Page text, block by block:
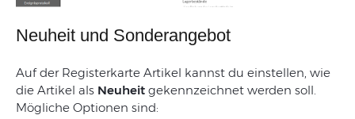
Neuheit und Sonderangebot
Auf der Registerkarte Artikel kannst du einstellen wie
die Artikel als Neuheit gekennzeichnet werden soll
Mögliche Optionen sind: